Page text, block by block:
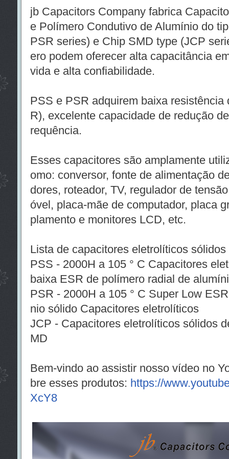
jb Capacitors Company fabrica
e Polímero Condutivo de Alumínio do
PSR series) e Chip SMD type (JCP
ero podem oferecer alta capacitância
vida e alta confiabilidade.
PSS e PSR adquirem baixa resistência
R), excelente capacidade de redução
requência.
Esses capacitores são amplamente
omo: conversor, fonte de alimentação
dores, roteador, TV, regulador de
óvel, placa-mãe de computador, placa
plamento e monitores LCD, etc.
Lista de capacitores eletrolíticos
PSS - 2000H a 105 ° C Capacitores
baixa ESR de polímero radial de
PSR - 2000H a 105 ° C Super Low
nio sólido Capacitores eletrolíticos
JCP - Capacitores eletrolíticos sólidos
MD
Bem-vindo ao assistir nosso vídeo no
bre esses produtos: https://
XcY8